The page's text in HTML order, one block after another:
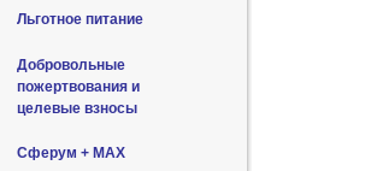
Льготное питание
Добровольные
пожертвования и
целевые взносы
Сферум + MAX